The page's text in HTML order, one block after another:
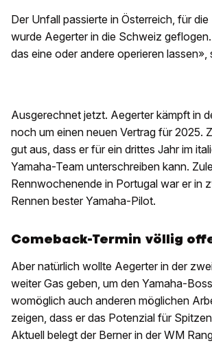
Der Unfall passierte in Österreich, für
wurde Aegerter in die Schweiz
das eine oder andere operieren lassen»,
Ausgerechnet jetzt. Aegerter kämpft in
noch um einen neuen Vertrag für 2025.
gut aus, dass er für ein drittes Jahr im
Yamaha-Team unterschreiben kann.
Rennwochenende in Portugal war er in
Rennen bester Yamaha-Pilot.
Comeback-Termin völlig
Aber natürlich wollte Aegerter in der
weiter Gas geben, um den Yamaha-
womöglich auch anderen möglichen
zeigen, dass er das Potenzial für
Aktuell belegt der Berner in der WM